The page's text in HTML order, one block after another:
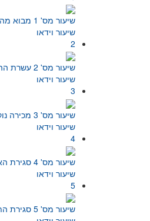
שיעור מס' 1 מבוא מה זה מכירה
שיעור וידאו
2
שיעור מס' 2 עשרת ההתנגדויות הראשונות
שיעור וידאו
3
שיעור מס' 3 מכירה נוקשה
שיעור וידאו
4
שיעור מס' 4 סגירת האסיר
שיעור וידאו
5
שיעור מס' 5 סגירת התנצלות ו" אני צריך לדבר עם אשתי"